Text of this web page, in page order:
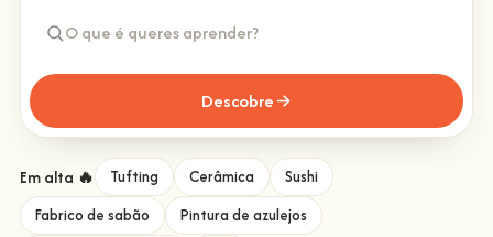
Descobre
Em alta 🔥 Tufting Cerâmica
Sushi
Fabrico de sabão
Pintura de azulejos